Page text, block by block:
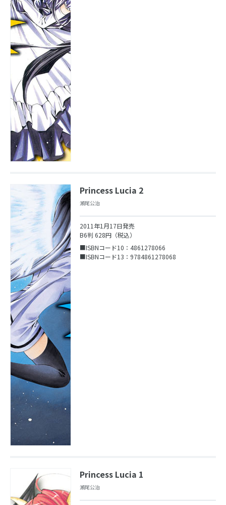
Princess Lucia 2
瀬尾公治
2011年1月17日発売
B6判 628円（税込）
■ISBNコード10：4861278066
■ISBNコード13：9784861278068
Princess Lucia 1
瀬尾公治